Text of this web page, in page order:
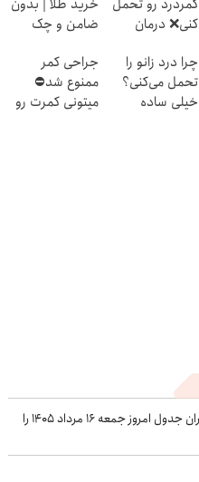
کمردرد رو تحمل
کنی❌ درمان
قرص
(پرسشنامه)
خرید طلا | بدون
ضامن و چک
چرا درد زانو را
تحمل می‌کنی؟
خیلی ساده
جراحی کمر
ممنوع شد⛔
میتونی کمرت رو
تغییرات شدید محصولات سایپا/ خریداران جدول امروز جمعه ۱۶ مرداد ۱۴۰۵ را